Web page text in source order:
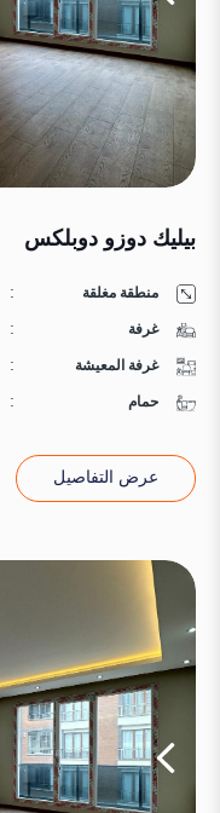
بيليك دوزو دوبلكس
منطقة مغلقة :
غرفة :
غرفة المعيشة :
حمام :
عرض التفاصيل